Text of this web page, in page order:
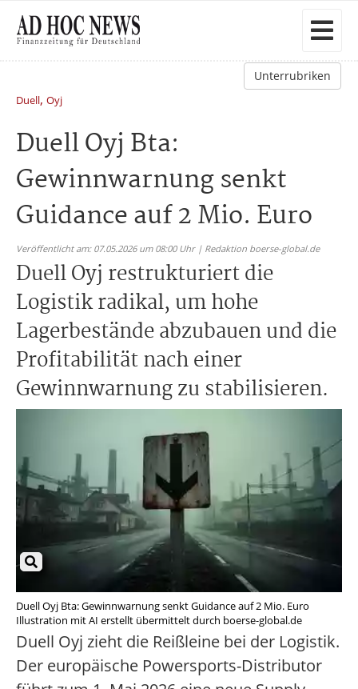
Unterrubriken
Duell, Oyj
Duell Oyj Bta:
Gewinnwarnung senkt
Guidance auf 2 Mio. Euro
Veröffentlicht am: 07.05.2026 um 08:00 Uhr | Redaktion boerse-global.de
Duell Oyj restrukturiert die
Logistik radikal, um hohe
Lagerbestände abzubauen und die
Profitabilität nach einer
Gewinnwarnung zu stabilisieren.
Duell Oyj Bta: Gewinnwarnung senkt Guidance auf 2 Mio. Euro
Illustration mit AI erstellt übermittelt durch boerse-global.de
Duell Oyj zieht die Reißleine bei der Logistik.
Der europäische Powersports-Distributor